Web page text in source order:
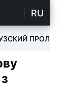
RU
ПРОЛИВ